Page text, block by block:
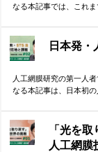
なる本記事では、これ
日本発
人工網膜研究の第一人
なる本記事は、日本初
「光を
人工網膜